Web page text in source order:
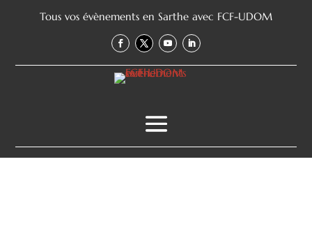
Tous vos évènements en Sarthe avec FCF-UDOM